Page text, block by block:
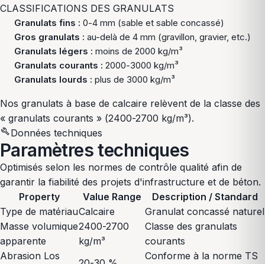
CLASSIFICATIONS DES GRANULATS
Granulats fins : 0-4 mm (sable et sable concassé)
Gros granulats : au-delà de 4 mm (gravillon, gravier, etc.)
Granulats légers : moins de 2000 kg/m³
Granulats courants : 2000-3000 kg/m³
Granulats lourds : plus de 3000 kg/m³
Nos granulats à base de calcaire relèvent de la classe des
« granulats courants » (2400-2700 kg/m³).
buildDonnées techniques
Paramètres techniques
Optimisés selon les normes de contrôle qualité afin de
garantir la fiabilité des projets d'infrastructure et de béton.
Property
Value Range
Description / Standard
Type de matériauCalcaire
Granulat concassé naturel
Masse volumique
apparente
2400-2700
kg/m³
Classe des granulats
courants
Abrasion Los
Conforme à la norme TS